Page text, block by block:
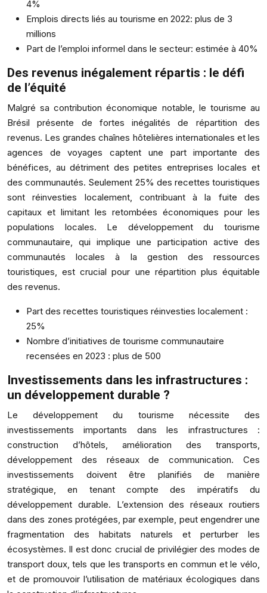
4%
Emplois directs liés au tourisme en 2022: plus de 3
millions
Part de l’emploi informel dans le secteur: estimée à 40%
Des revenus inégalement répartis : le défi
de l’équité
Malgré sa contribution économique notable, le tourisme au
Brésil présente de fortes inégalités de répartition des
revenus. Les grandes chaînes hôtelières internationales et les
agences de voyages captent une part importante des
bénéfices, au détriment des petites entreprises locales et
des communautés. Seulement 25% des recettes touristiques
sont réinvesties localement, contribuant à la fuite des
capitaux et limitant les retombées économiques pour les
populations locales. Le développement du tourisme
communautaire, qui implique une participation active des
communautés locales à la gestion des ressources
touristiques, est crucial pour une répartition plus équitable
des revenus.
Part des recettes touristiques réinvesties localement :
25%
Nombre d’initiatives de tourisme communautaire
recensées en 2023 : plus de 500
Investissements dans les infrastructures :
un développement durable ?
Le développement du tourisme nécessite des
investissements importants dans les infrastructures :
construction d’hôtels, amélioration des transports,
développement des réseaux de communication. Ces
investissements doivent être planifiés de manière
stratégique, en tenant compte des impératifs du
développement durable. L’extension des réseaux routiers
dans des zones protégées, par exemple, peut engendrer une
fragmentation des habitats naturels et perturber les
écosystèmes. Il est donc crucial de privilégier des modes de
transport doux, tels que les transports en commun et le vélo,
et de promouvoir l’utilisation de matériaux écologiques dans